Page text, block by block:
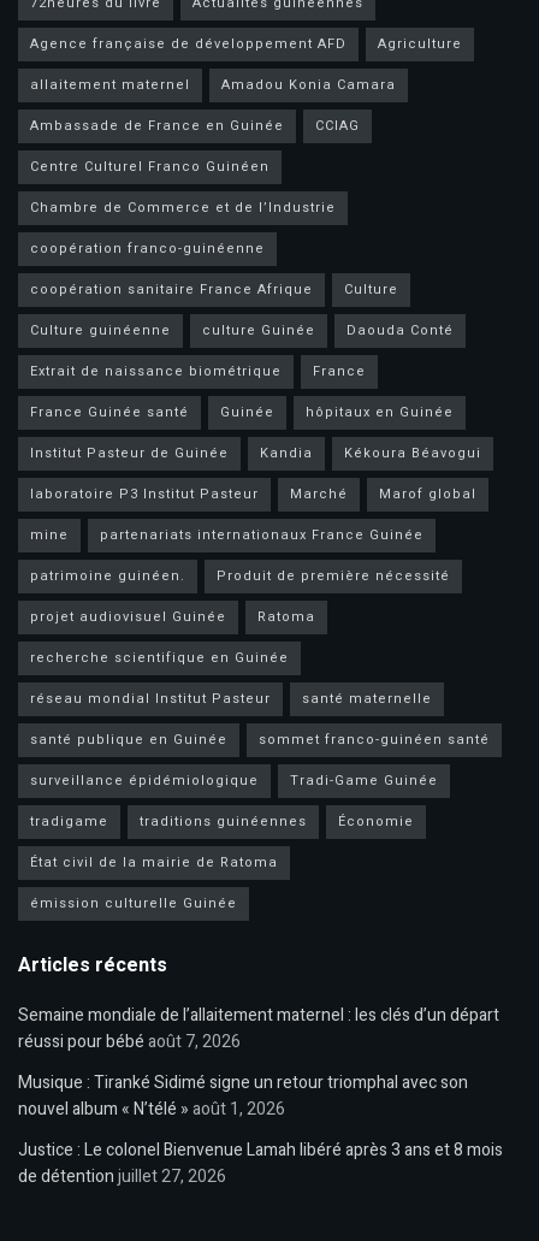
Agence française de développement AFD
Agriculture
allaitement maternel
Amadou Konia Camara
Ambassade de France en Guinée
CCIAG
Centre Culturel Franco Guinéen
Chambre de Commerce et de l’Industrie
coopération franco-guinéenne
coopération sanitaire France Afrique
Culture
Culture guinéenne
culture Guinée
Daouda Conté
Extrait de naissance biométrique
France
France Guinée santé
Guinée
hôpitaux en Guinée
Institut Pasteur de Guinée
Kandia
Kékoura Béavogui
laboratoire P3 Institut Pasteur
Marché
Marof global
mine
partenariats internationaux France Guinée
patrimoine guinéen.
Produit de première nécessité
projet audiovisuel Guinée
Ratoma
recherche scientifique en Guinée
réseau mondial Institut Pasteur
santé maternelle
santé publique en Guinée
sommet franco-guinéen santé
surveillance épidémiologique
Tradi-Game Guinée
tradigame
traditions guinéennes
Économie
État civil de la mairie de Ratoma
émission culturelle Guinée
Articles récents
Semaine mondiale de l’allaitement maternel : les clés d’un départ
réussi pour bébéaoût 7, 2026
Musique : Tiranké Sidimé signe un retour triomphal avec son
nouvel album « N’télé »août 1, 2026
Justice : Le colonel Bienvenue Lamah libéré après 3 ans et 8 mois
de détentionjuillet 27, 2026